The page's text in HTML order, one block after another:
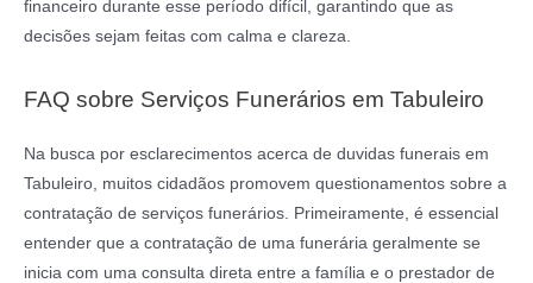
financeiro durante esse período difícil, garantindo que as
decisões sejam feitas com calma e clareza.
FAQ sobre Serviços Funerários em Tabuleiro
Na busca por esclarecimentos acerca de duvidas funerais em
Tabuleiro, muitos cidadãos promovem questionamentos sobre a
contratação de serviços funerários. Primeiramente, é essencial
entender que a contratação de uma funerária geralmente se
inicia com uma consulta direta entre a família e o prestador de